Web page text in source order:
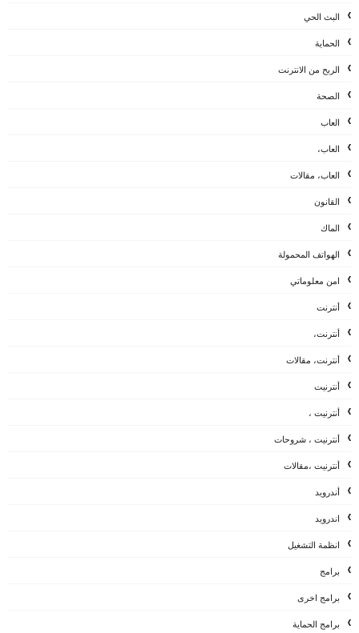
البث الحي
الحماية
الربح من الانترنت
الصحة
العاب
العاب،
العاب، مقالات
القانون
الماك
الهواتف المحمولة
امن معلوماتي
أنترنت
أنترنت،
أنترنت، مقالات
أنترنيت
أنترنيت ،
أنترنيت ، شروحات
أنترنيت ،مقالات
أندرويد
اندرويد
انظمة التشغيل
برامج
برامج اخرى
برامج الحماية